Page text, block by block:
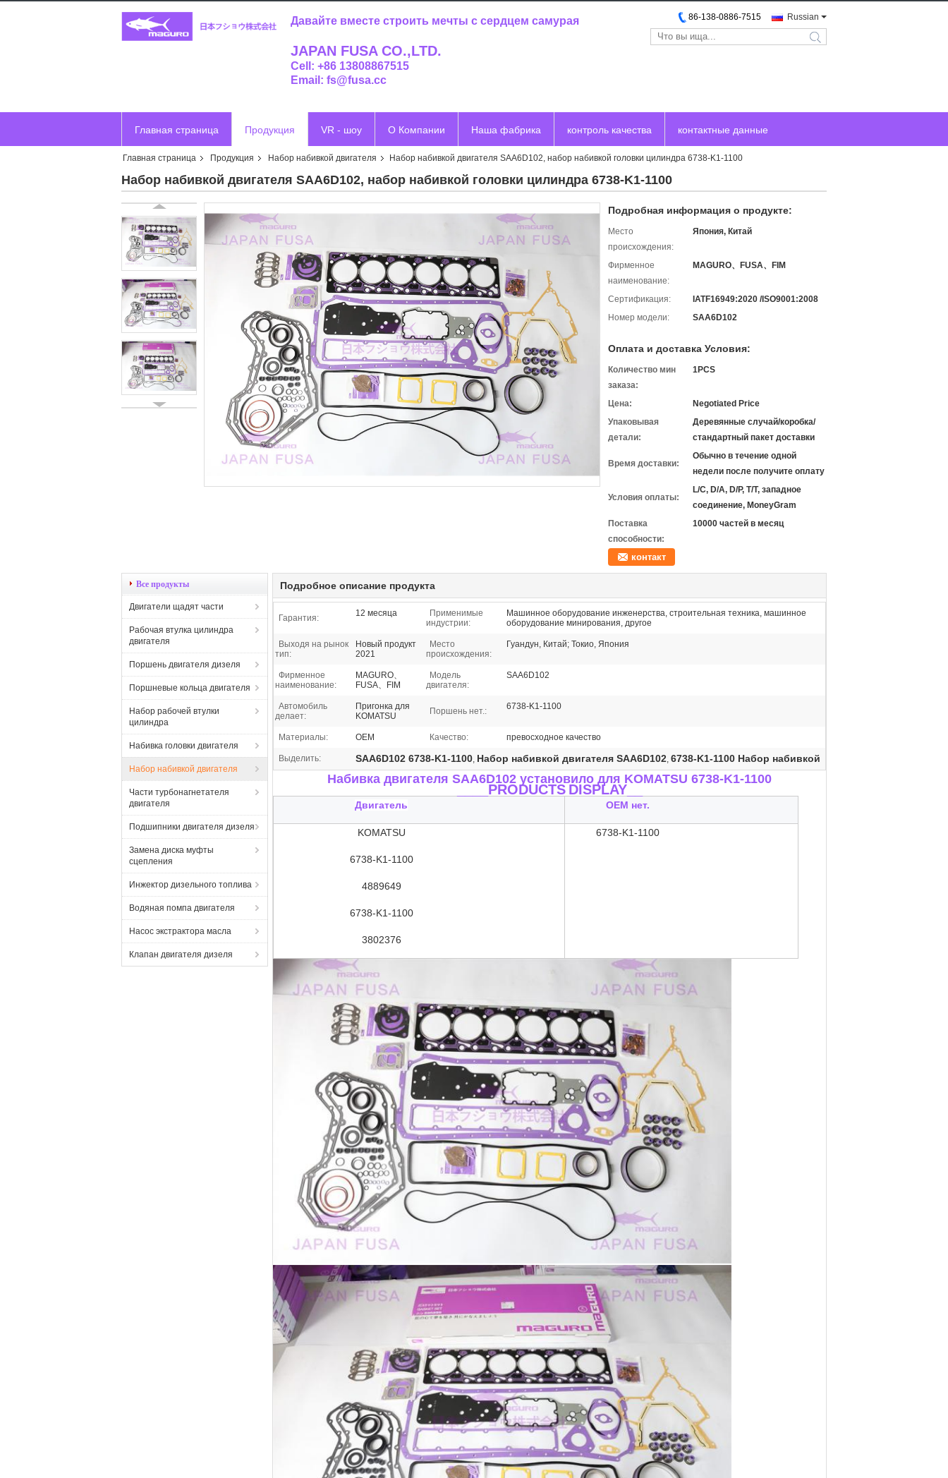
Давайте вместе строить мечты с сердцем самурая
JAPAN FUSA CO.,LTD.
Cell: +86 13808867515
Email: fs@fusa.cc
Russian
86-138-0886-7515
search
Главная страница Продукция VR - шоу О Компании Наша фабрика контроль качества контактные данные
Отправить запрос
Главная страница Продукция Набор набивкой двигателя Набор набивкой двигателя SAA6D102, набор набивкой головки цилиндра 6738-K1-1100
Набор набивкой двигателя SAA6D102, набор набивкой головки цилиндра 6738-K1-1100
Подробная информация о продукте:
Место
происхождения:
Япония, Китай
Фирменное
наименование:
MAGURO、FUSA、FIM
Сертификация:
IATF16949:2020 /ISO9001:2008
Номер модели:
SAA6D102
Оплата и доставка Условия:
Количество мин
заказа:
1PCS
Цена:
Negotiated Price
Упаковывая
детали:
Деревянные случай/коробка/
стандартный пакет доставки
Время доставки:
Обычно в течение одной
недели после получите оплату
Условия оплаты:
L/C, D/A, D/P, T/T, западное
соединение, MoneyGram
Поставка
способности:
10000 частей в месяц
контакт
Все продукты
Двигатели щадят части
Рабочая втулка цилиндра
двигателя
Поршень двигателя дизеля
Поршневые кольца двигателя
Набор рабочей втулки
цилиндра
Набивка головки двигателя
Набор набивкой двигателя
Части турбонагнетателя
двигателя
Подшипники двигателя дизеля
Замена диска муфты
сцепления
Инжектор дизельного топлива
Водяная помпа двигателя
Насос экстрактора масла
Клапан двигателя дизеля
Подробное описание продукта
Гарантия: 12 месяца
Применимые
индустрии:
Машинное оборудование инженерства, строительная техника, машинное
оборудование минирования, другое
Выходя на рынок
тип:
Новый продукт
2021
Место
происхождения:
Гуандун, Китай; Токио, Япония
Фирменное
наименование:
MAGURO、
FUSA、FIM
Модель
двигателя:
SAA6D102
Автомобиль
делает:
Пригонка для
KOMATSU
Поршень нет.: 6738-K1-1100
Материалы: OEM Качество: превосходное качество
Выделить: SAA6D102 6738-K1-1100, Набор набивкой двигателя SAA6D102, 6738-K1-1100 Набор набивкой
Набивка двигателя SAA6D102 установило для KOMATSU 6738-K1-1100
____PRODUCTS DISPLAY__
Двигатель OEM нет.
KOMATSU
6738-K1-1100
4889649
6738-K1-1100
3802376
6738-K1-1100